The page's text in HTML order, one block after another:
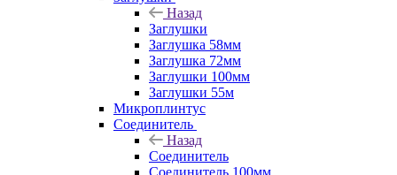
Назад
Заглушки
Заглушка 58мм
Заглушка 72мм
Заглушки 100мм
Заглушки 55м
Микроплинтус
Соединитель
Назад
Соединитель
Соединитель 100мм